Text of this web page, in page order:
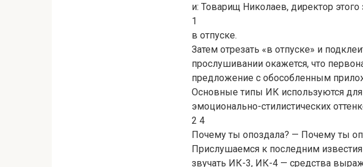
и: Товарищ Николаев, директор этого
1
в отпуске.
Затем отрезать «в отпуске» и
прослушивании окажется, что
предложение с обособленным
Основные типы ИК используются
эмоционально-стилистических
2 4
Почему ты опоздала? — Почему ты
Прислушаемся к последним
звучать ИК-3, ИК-4 — средства